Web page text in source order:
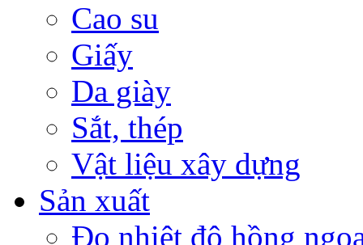
Cao su
Giấy
Da giày
Sắt, thép
Vật liệu xây dựng
Sản xuất
Đo nhiệt độ hồng